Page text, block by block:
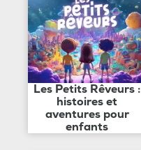
Les Petits Rêveurs :
histoires et
aventures pour
enfants